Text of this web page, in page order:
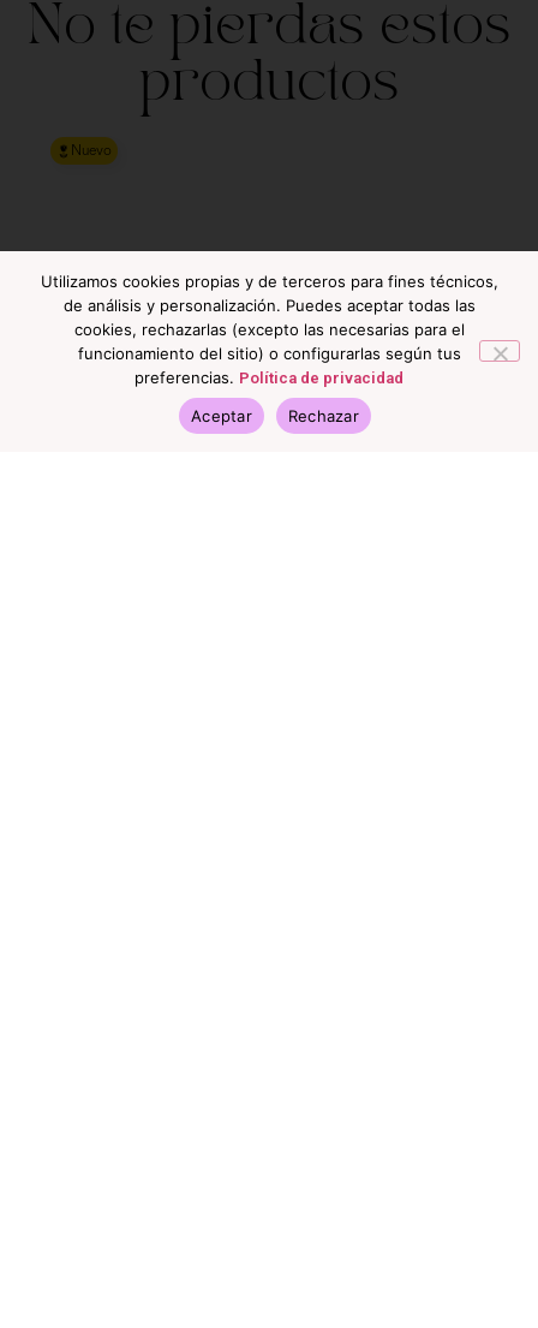
No te pierdas estos
productos
Nuevo
Utilizamos cookies propias y de terceros para fines técnicos,
de análisis y personalización. Puedes aceptar todas las
cookies, rechazarlas (excepto las necesarias para el
funcionamiento del sitio) o configurarlas según tus
preferencias. Política de privacidad
Aceptar Rechazar